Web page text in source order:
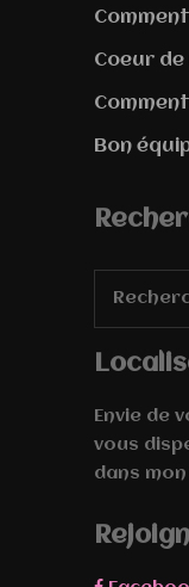
Coeur
Bon
Envie de
vous
dans